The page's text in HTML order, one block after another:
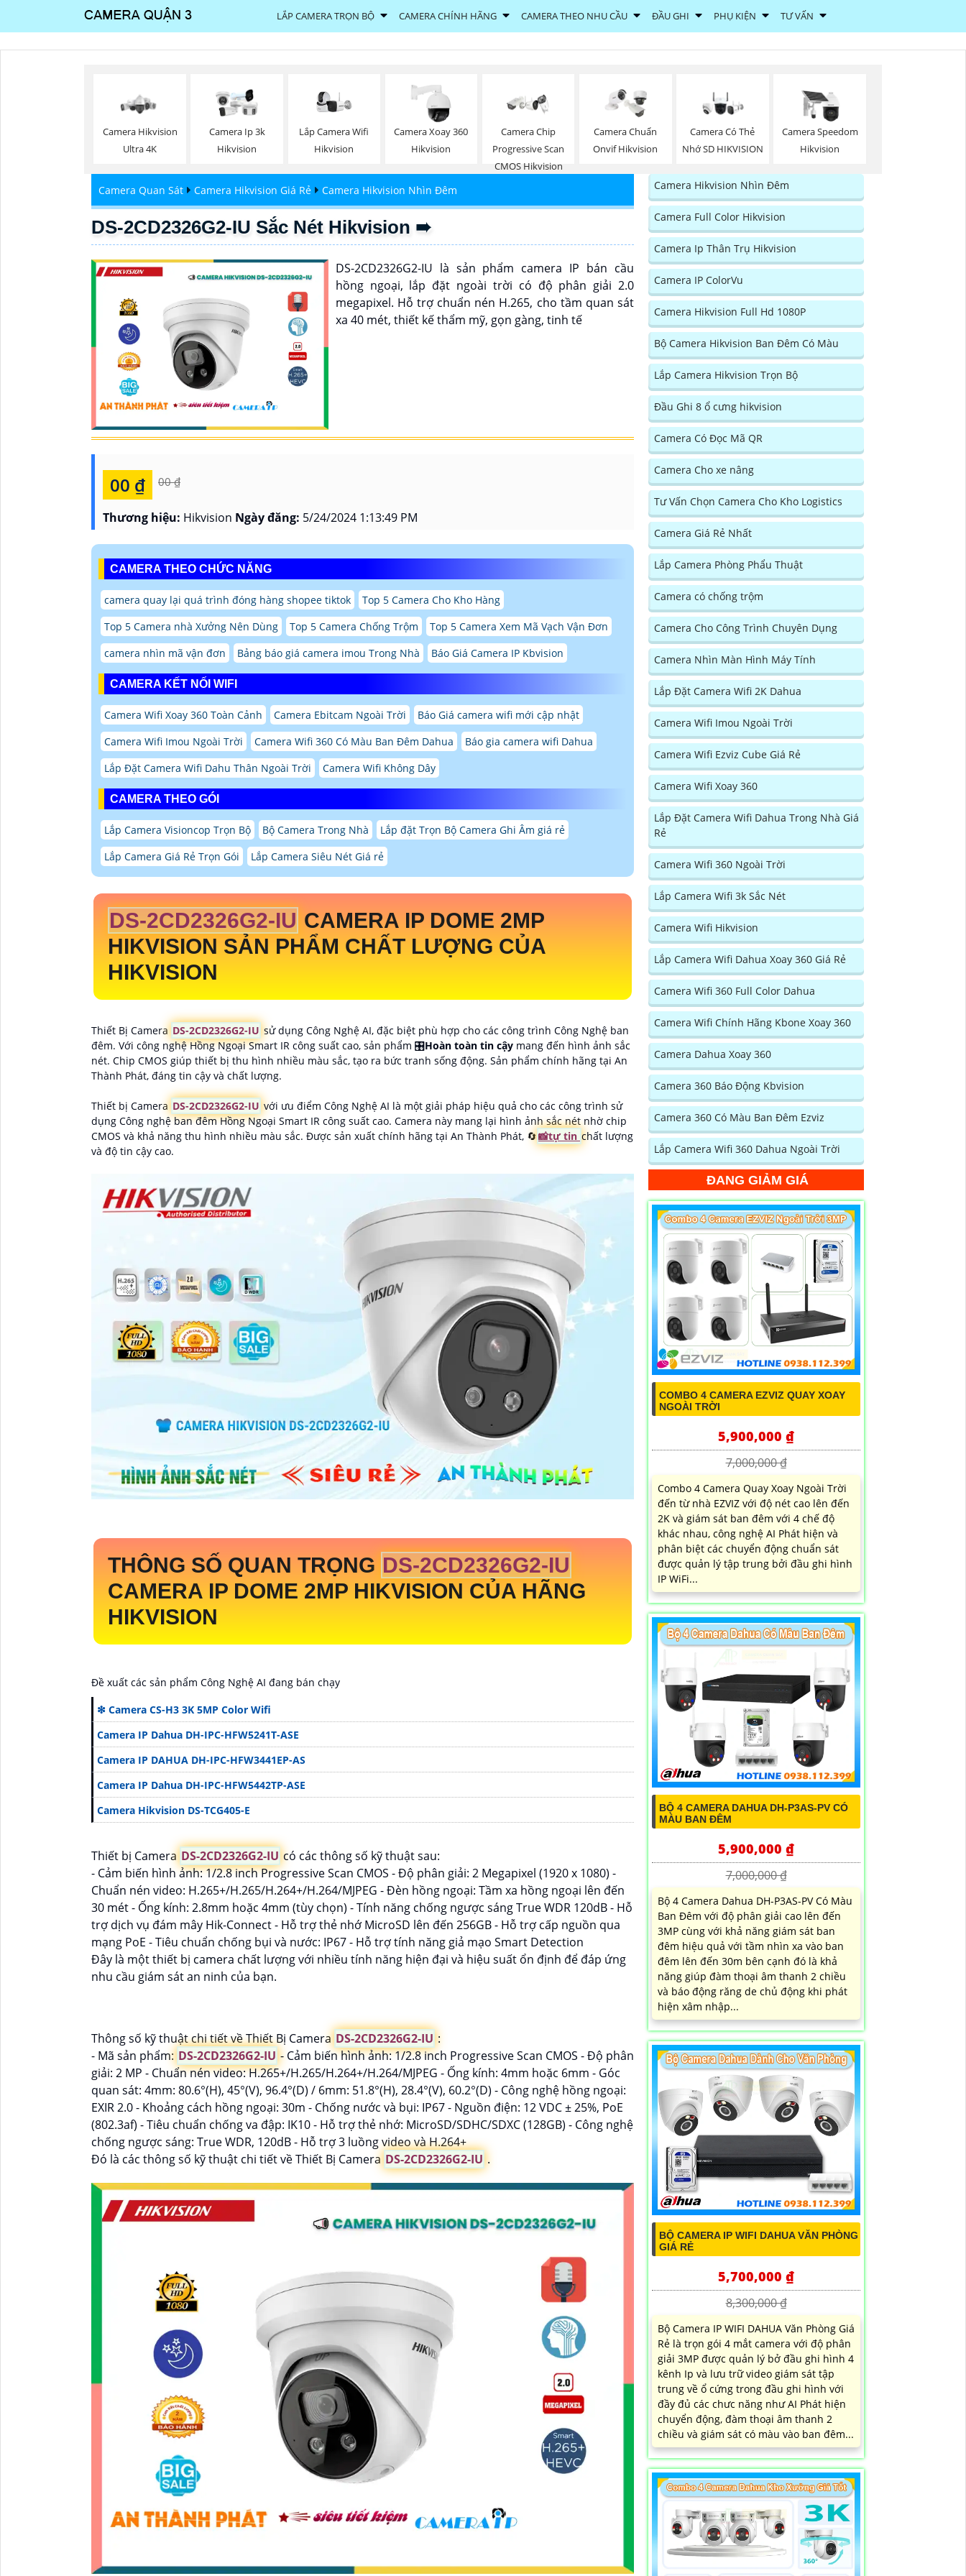
LẮP CAMERA TRỌN BỘ CAMERA CHÍNH HÃNG CAMERA THEO NHU CẦU ĐẦU GHI PHỤ KIỆN TƯ VẤN
Camera Hikvision
Ultra 4K
Camera Ip 3k
Hikvision
Lắp Camera Wifi
Hikvision
Camera Xoay 360
Hikvision
Camera Chip
Progressive Scan
CMOS Hikvision
Camera Chuẩn
Onvif Hikvision
Camera Có Thẻ
Nhớ SD HIKVISION
Camera Speedom
Hikvision
Camera Quan Sát Camera Hikvision Giá Rẻ Camera Hikvision Nhìn Đêm
DS-2CD2326G2-IU Sắc Nét Hikvision ➠
DS-2CD2326G2-IU là sản phẩm camera IP bán cầu
hồng ngoại, lắp đặt ngoài trời có độ phân giải 2.0
megapixel. Hỗ trợ chuẩn nén H.265, cho tầm quan sát
xa 40 mét, thiết kế thẩm mỹ, gọn gàng, tinh tế
00 ₫ 00 ₫
Thương hiệu: Hikvision Ngày đăng: 5/24/2024 1:13:49 PM
CAMERA THEO CHỨC NĂNG
camera quay lại quá trình đóng hàng shopee tiktok
Top 5 Camera Cho Kho Hàng
Top 5 Camera nhà Xưởng Nên Dùng
Top 5 Camera Chống Trộm
Top 5 Camera Xem Mã Vạch Vận Đơn
camera nhìn mã vận đơn
Bảng báo giá camera imou Trong Nhà Báo Giá Camera IP Kbvision
CAMERA KẾT NỐI WIFI
Camera Wifi Xoay 360 Toàn Cảnh Camera Ebitcam Ngoài Trời
Báo Giá camera wifi mới cập nhật
Camera Wifi Imou Ngoài Trời
Camera Wifi 360 Có Màu Ban Đêm Dahua
Báo gia camera wifi Dahua
Lắp Đặt Camera Wifi Dahu Thân Ngoài Trời
Camera Wifi Không Dây
CAMERA THEO GÓI
Lắp Camera Visioncop Trọn Bộ Bộ Camera Trong Nhà
Lắp đặt Trọn Bộ Camera Ghi Âm giá rẻ
Lắp Camera Giá Rẻ Trọn Gói
Lắp Camera Siêu Nét Giá rẻ
DS-2CD2326G2-IU CAMERA IP DOME 2MP
HIKVISION SẢN PHẨM CHẤT LƯỢNG CỦA
HIKVISION
Thiết Bị Camera DS-2CD2326G2-IU sử dụng Công Nghệ AI, đặc biệt phù hợp cho các công trình Công Nghệ ban
đêm. Với công nghệ Hồng Ngoại Smart IR công suất cao, sản phẩm 🎛Hoàn toàn tin cậy mang đến hình ảnh sắc
nét. Chip CMOS giúp thiết bị thu hình nhiều màu sắc, tạo ra bức tranh sống động. Sản phẩm chính hãng tại An
Thành Phát, đáng tin cậy và chất lượng.
Thiết bị Camera DS-2CD2326G2-IU với ưu điểm Công Nghệ AI là một giải pháp hiệu quả cho các công trình sử
dụng Công nghệ ban đêm Hồng Ngoại Smart IR công suất cao. Camera này mang lại hình ảnh sắc nét nhờ chip
CMOS và khả năng thu hình nhiều màu sắc. Được sản xuất chính hãng tại An Thành Phát, 🔄📸tự tin chất lượng
và độ tin cậy cao.
THÔNG SỐ QUAN TRỌNG DS-2CD2326G2-IU
CAMERA IP DOME 2MP HIKVISION CỦA HÃNG
HIKVISION
Đề xuất các sản phẩm Công Nghệ AI đang bán chạy
❇ Camera CS-H3 3K 5MP Color Wifi
Camera IP Dahua DH-IPC-HFW5241T-ASE
Camera IP DAHUA DH-IPC-HFW3441EP-AS
Camera IP Dahua DH-IPC-HFW5442TP-ASE
Camera Hikvision DS-TCG405-E
Thiết bị Camera DS-2CD2326G2-IU có các thông số kỹ thuật sau:
- Cảm biến hình ảnh: 1/2.8 inch Progressive Scan CMOS - Độ phân giải: 2 Megapixel (1920 x 1080) -
Chuẩn nén video: H.265+/H.265/H.264+/H.264/MJPEG - Đèn hồng ngoại: Tầm xa hồng ngoại lên đến
30 mét - Ống kính: 2.8mm hoặc 4mm (tùy chọn) - Tính năng chống ngược sáng True WDR 120dB - Hỗ
trợ dịch vụ đám mây Hik-Connect - Hỗ trợ thẻ nhớ MicroSD lên đến 256GB - Hỗ trợ cấp nguồn qua
mạng PoE - Tiêu chuẩn chống bụi và nước: IP67 - Hỗ trợ tính năng giả mạo Smart Detection
Đây là một thiết bị camera chất lượng với nhiều tính năng hiện đại và hiệu suất ổn định để đáp ứng
nhu cầu giám sát an ninh của bạn.
Thông số kỹ thuật chi tiết về Thiết Bị Camera DS-2CD2326G2-IU :
- Mã sản phẩm: DS-2CD2326G2-IU - Cảm biến hình ảnh: 1/2.8 inch Progressive Scan CMOS - Độ phân
giải: 2 MP - Chuẩn nén video: H.265+/H.265/H.264+/H.264/MJPEG - Ống kính: 4mm hoặc 6mm - Góc
quan sát: 4mm: 80.6°(H), 45°(V), 96.4°(D) / 6mm: 51.8°(H), 28.4°(V), 60.2°(D) - Công nghệ hồng ngoại:
EXIR 2.0 - Khoảng cách hồng ngoại: 30m - Chống nước và bụi: IP67 - Nguồn điện: 12 VDC ± 25%, PoE
(802.3af) - Tiêu chuẩn chống va đập: IK10 - Hỗ trợ thẻ nhớ: MicroSD/SDHC/SDXC (128GB) - Công nghệ
chống ngược sáng: True WDR, 120dB - Hỗ trợ 3 luồng video và H.264+
Đó là các thông số kỹ thuật chi tiết về Thiết Bị Camera DS-2CD2326G2-IU .
Camera Hikvision Nhìn Đêm
Camera Full Color Hikvision
Camera Ip Thân Trụ Hikvision
Camera IP ColorVu
Camera Hikvision Full Hd 1080P
Bộ Camera Hikvision Ban Đêm Có Màu
Lắp Camera Hikvision Trọn Bộ
Đầu Ghi 8 ổ cưng hikvision
Camera Có Đọc Mã QR
Camera Cho xe nâng
Tư Vấn Chọn Camera Cho Kho Logistics
Camera Giá Rẻ Nhất
Lắp Camera Phòng Phẩu Thuật
Camera có chống trộm
Camera Cho Công Trình Chuyên Dụng
Camera Nhìn Màn Hình Máy Tính
Lắp Đặt Camera Wifi 2K Dahua
Camera Wifi Imou Ngoài Trời
Camera Wifi Ezviz Cube Giá Rẻ
Camera Wifi Xoay 360
Lắp Đặt Camera Wifi Dahua Trong Nhà Giá
Rẻ
Camera Wifi 360 Ngoài Trời
Lắp Camera Wifi 3k Sắc Nét
Camera Wifi Hikvision
Lắp Camera Wifi Dahua Xoay 360 Giá Rẻ
Camera Wifi 360 Full Color Dahua
Camera Wifi Chính Hãng Kbone Xoay 360
Camera Dahua Xoay 360
Camera 360 Báo Động Kbvision
Camera 360 Có Màu Ban Đêm Ezviz
Lắp Camera Wifi 360 Dahua Ngoài Trời
ĐANG GIẢM GIÁ
COMBO 4 CAMERA EZVIZ QUAY XOAY
NGOÀI TRỜI
5,900,000 ₫
7,000,000 ₫
Combo 4 Camera Quay Xoay Ngoài Trời
đến từ nhà EZVIZ với độ nét cao lên đến
2K và giám sát ban đêm với 4 chế độ
khác nhau, công nghệ AI Phát hiện và
phân biệt các chuyển động chuẩn sát
được quản lý tập trung bởi đầu ghi hình
IP WiFi...
BỘ 4 CAMERA DAHUA DH-P3AS-PV CÓ
MÀU BAN ĐÊM
5,900,000 ₫
7,000,000 ₫
Bộ 4 Camera Dahua DH-P3AS-PV Có Màu
Ban Đêm với độ phân giải cao lên đến
3MP cùng với khả năng giám sát ban
đêm hiệu quả với tầm nhìn xa vào ban
đêm lên đến 30m bên cạnh đó là khả
năng giúp đàm thoại âm thanh 2 chiều
và báo động răng de chủ động khi phát
hiện xâm nhập...
BỘ CAMERA IP WIFI DAHUA VĂN PHÒNG
GIÁ RẺ
5,700,000 ₫
8,300,000 ₫
Bộ Camera IP WIFI DAHUA Văn Phòng Giá
Rẻ là trọn gói 4 mắt camera với độ phân
giải 3MP được quản lý bở đầu ghi hình 4
kênh Ip và lưu trữ video giám sát tập
trung về ổ cứng trong đầu ghi hình với
đầy đủ các chưc năng như AI Phát hiện
chuyển động, đàm thoại âm thanh 2
chiều và giám sát có màu vào ban đêm...